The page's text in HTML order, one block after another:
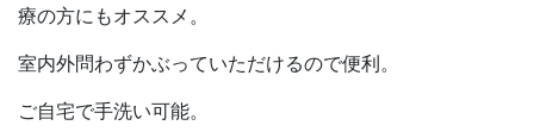
療の方にもオススメ。
室内外問わずかぶっていただけるので便利。
ご自宅で手洗い可能。